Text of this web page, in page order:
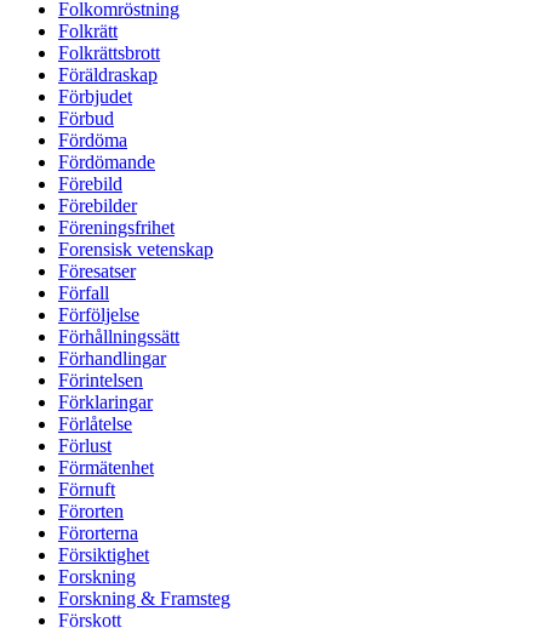
Folkomröstning
Folkrätt
Folkrättsbrott
Föräldraskap
Förbjudet
Förbud
Fördöma
Fördömande
Förebild
Förebilder
Föreningsfrihet
Forensisk vetenskap
Föresatser
Förfall
Förföljelse
Förhållningssätt
Förhandlingar
Förintelsen
Förklaringar
Förlåtelse
Förlust
Förmätenhet
Förnuft
Förorten
Förorterna
Försiktighet
Forskning
Forskning & Framsteg
Förskott